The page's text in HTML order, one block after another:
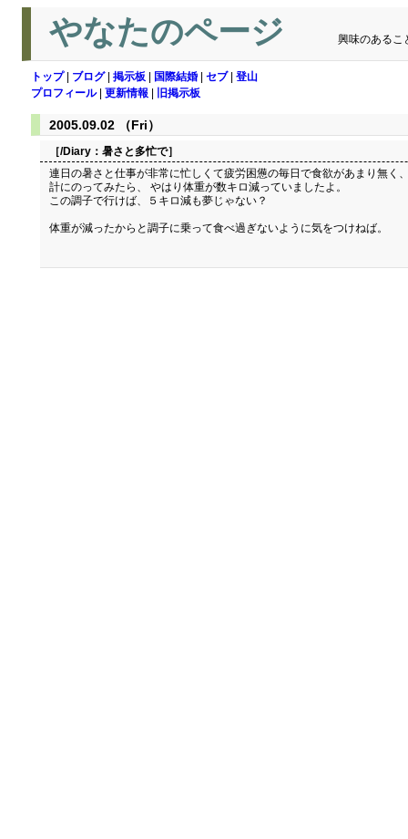
やなたのページ 興味のあるこ
トップ| ブログ| 掲示板 国際結婚 セブ| 登山
プロフィール| 更新情報 旧掲示板
2005.09.02 （Fri）
［/Diary： 暑さと多忙で］
連日の暑さと仕事が非常に忙しくて疲労困憊の毎日で食欲があまり無く
計にのってみたら、 やはり体重が数キロ減っていましたよ。
この調子で行けば、５キロ減も夢じゃない？
体重が減ったからと調子に乗って食べ過ぎないように気をつけねば。